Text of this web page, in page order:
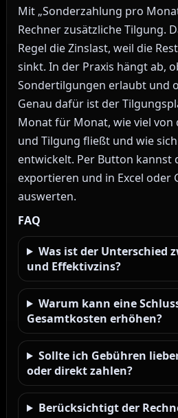
Mit „Sonderzahlung pro
Rechner zusätzliche Tilgung.
Regel die Zinslast, weil die
sinkt. In der Praxis hängt ab,
Sondertilgungen erlaubt und
Genau dafür ist der
Monat für Monat, wie viel von
und Tilgung fließt und wie
entwickelt. Per Button kannst
exportieren und in Excel oder
auswerten.
FAQ
Was ist der Unterschied
und Effektivzins?
Warum kann eine
Gesamtkosten erhöhen?
Sollte ich Gebühren
oder direkt zahlen?
Berücksichtigt der